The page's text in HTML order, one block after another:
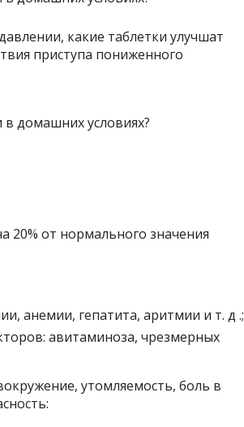
какие таблетки улучшат
приступа пониженного
20% от нормального значения
анемии, гепатита, аритмии и т. д .;
авитаминоза, чрезмерных
утомляемость, боль в